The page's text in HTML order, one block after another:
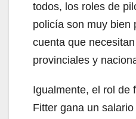
todos, los roles de
policía son muy bien
cuenta que
provinciales y
Igualmente, el rol de
Fitter gana un